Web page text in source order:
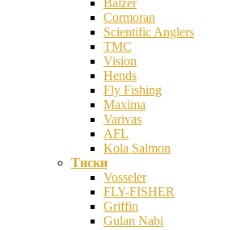
Cormoran
Scientific Anglers
TMC
Vision
Hends
Fly Fishing
Maxima
Varivas
AFL
Kola Salmon
Тиски
Vosseler
FLY-FISHER
Griffin
Gulan Nabi